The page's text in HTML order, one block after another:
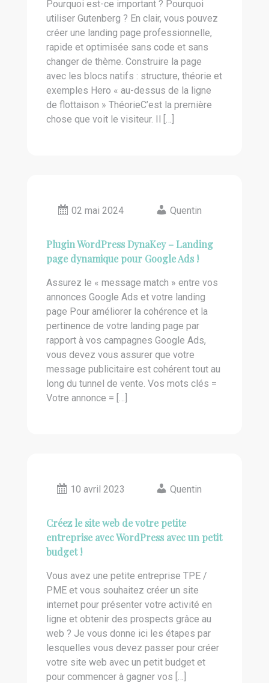
Pourquoi est-ce important ? Pourquoi
utiliser Gutenberg ? En clair, vous pouvez
créer une landing page professionnelle,
rapide et optimisée sans code et sans
changer de thème. Construire la page
avec les blocs natifs : structure, théorie et
exemples Hero « au-dessus de la ligne
de flottaison » ThéorieC’est la première
chose que voit le visiteur. Il […]
02 mai 2024 Quentin
Plugin WordPress DynaKey – Landing
page dynamique pour Google Ads !
Assurez le « message match » entre vos
annonces Google Ads et votre landing
page Pour améliorer la cohérence et la
pertinence de votre landing page par
rapport à vos campagnes Google Ads,
vous devez vous assurer que votre
message publicitaire est cohérent tout au
long du tunnel de vente. Vos mots clés =
Votre annonce = […]
10 avril 2023 Quentin
Créez le site web de votre petite
entreprise avec WordPress avec un petit
budget !
Vous avez une petite entreprise TPE /
PME et vous souhaitez créer un site
internet pour présenter votre activité en
ligne et obtenir des prospects grâce au
web ? Je vous donne ici les étapes par
lesquelles vous devez passer pour créer
votre site web avec un petit budget et
pour commencer à gagner vos […]